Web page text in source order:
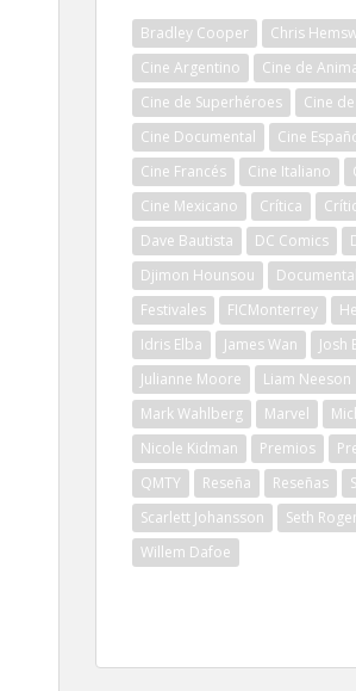
Bradley Cooper Chris
Cine Argentino
Cine de
Cine de Superhéroes
Cine
Cine Documental
Cine
Cine Francés
Cine Italiano
Cine Mexicano
Crítica
Dave Bautista
DC Comics
Djimon Hounsou
Documental
Festivales
FICMonterrey
Idris Elba
James Wan
Josh
Julianne Moore
Liam Neeson
Mark Wahlberg
Marvel
Nicole Kidman
Premios
QMTY
Reseña Reseñas
Scarlett Johansson
Seth
Willem Dafoe